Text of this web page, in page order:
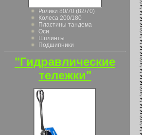
Ролики 80/70 (82/70)
Колеса 200/180
Пластины тандема
Оси
Шплинты
Подшипники
"Гидравлические
тележки"